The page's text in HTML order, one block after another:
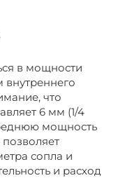
в мощности
что
6 мм (1/4
мощность
сопла и
и расход